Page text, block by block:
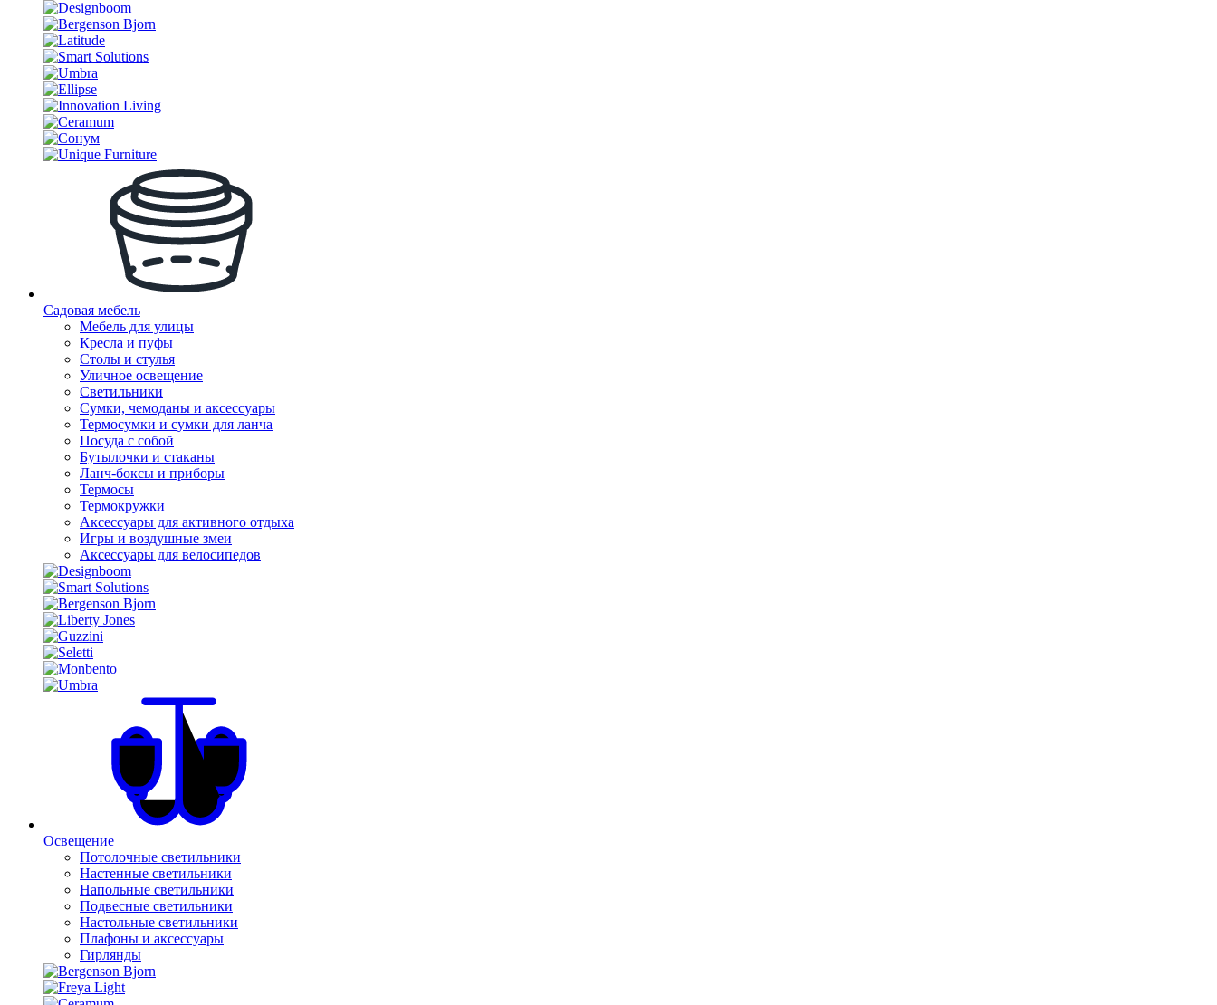
Садовая мебель
Мебель для улицы
Кресла и пуфы
Столы и стулья
Уличное освещение
Светильники
Сумки, чемоданы и аксессуары
Термосумки и сумки для ланча
Посуда с собой
Бутылочки и стаканы
Ланч-боксы и приборы
Термосы
Термокружки
Аксессуары для активного отдыха
Игры и воздушные змеи
Аксессуары для велосипедов
Освещение
Потолочные светильники
Настенные светильники
Напольные светильники
Подвесные светильники
Настольные светильники
Плафоны и аксессуары
Гирлянды